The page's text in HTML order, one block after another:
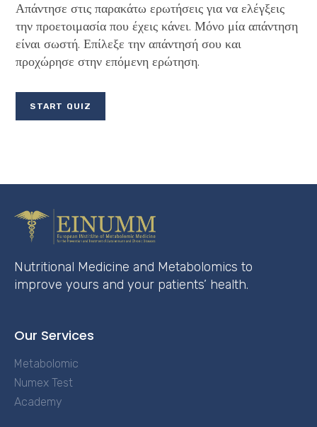
Απάντησε στις παρακάτω ερωτήσεις για να ελέγξεις
την προετοιμασία που έχεις κάνει. Μόνο μία απάντηση
είναι σωστή. Επίλεξε την απάντησή σου και
προχώρησε στην επόμενη ερώτηση.
Nutritional Medicine and Metabolomics to
improve yours and your patients’ health.
Our Services
Metabolomic
Numex Test
Academy